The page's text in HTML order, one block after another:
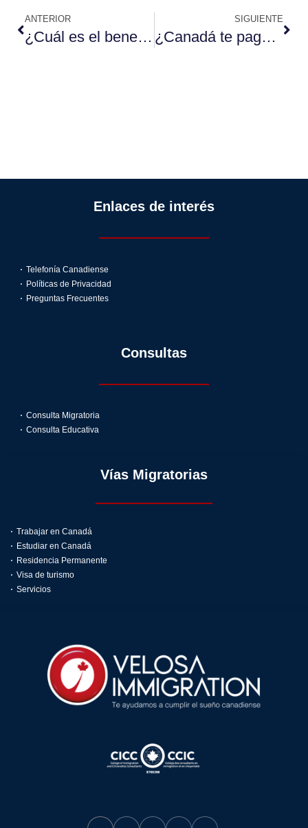
ANTERIOR
¿Cuál es el beneficio de contratar a un asesor migratorio?
SIGUIENTE
¿Canadá te paga por tener hijos?
Vías Migratorias
Trabajar en Canadá
Estudiar en Canadá
Residencia Permanente
Visa de turismo
Servicios
Consultas
Consulta Migratoria
Consulta Educativa
Enlaces de interés
Telefonía Canadiense
Políticas de Privacidad
Preguntas Frecuentes